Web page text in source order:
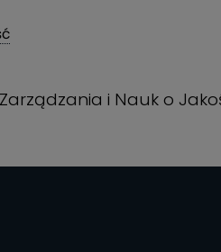
Zarządzania i Nauk o